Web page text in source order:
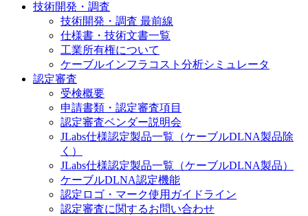
技術開発・調査
技術開発・調査 最前線
仕様書・技術文書一覧
工業所有権について
ケーブルインフラコスト分析シミュレータ
認定審査
受検概要
申請書類・認定審査項目
認定審査ベンダー説明会
JLabs仕様認定製品一覧（ケーブルDLNA製品除
く）
JLabs仕様認定製品一覧（ケーブルDLNA製品）
ケーブルDLNA認定機能
認定ロゴ・マーク使用ガイドライン
認定審査に関するお問い合わせ